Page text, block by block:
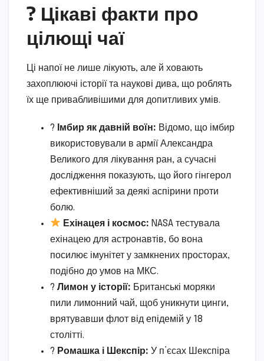
? Цікаві факти про
цілющі чаї
Ці напої не лише лікують, але й ховають
захоплюючі історії та наукові дива, що роблять
їх ще привабливішими для допитливих умів.
? Імбир як давній воїн: Відомо, що імбир
використовували в армії Александра
Великого для лікування ран, а сучасні
дослідження показують, що його гінгерол
ефективніший за деякі аспірини проти
болю.
Ехінацея і космос: NASA тестувала
ехінацею для астронавтів, бо вона
посилює імунітет у замкнених просторах,
подібно до умов на МКС.
? Лимон у історії: Британські моряки
пили лимонний чай, щоб уникнути цинги,
врятувавши флот від епідемій у 18
столітті.
? Ромашка і Шекспір: У п’єсах Шекспіра